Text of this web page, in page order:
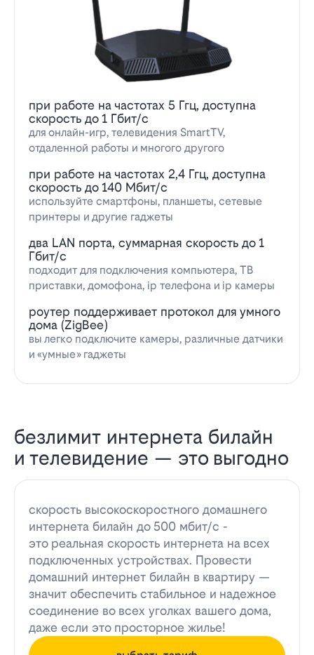
при работе на частотах 5 Ггц, доступна
скорость до 1 Гбит/с
для онлайн-игр, телевидения SmartTV,
отдаленной работы и многого другого
при работе на частотах 2,4 Ггц, доступна
скорость до 140 Мбит/с
используйте смартфоны, планшеты, сетевые
принтеры и другие гаджеты
два LAN порта, суммарная скорость до 1
Гбит/с
подходит для подключения компьютера, ТВ
приставки, домофона, ip телефона и ip камеры
роутер поддерживает протокол для умного
дома (ZigBee)
вы легко подключите камеры, различные датчики
и «умные» гаджеты
безлимит интернета билайн
и телевидение — это выгодно
скорость высокоскоростного домашнего
интернета билайн до 500 мбит/с -
это реальная скорость интернета на всех
подключенных устройствах. Провести
домашний интернет билайн в квартиру —
значит обеспечить стабильное и надежное
соединение во всех уголках вашего дома,
даже если это просторное жилье!